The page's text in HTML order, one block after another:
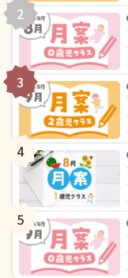
2
3
4
5